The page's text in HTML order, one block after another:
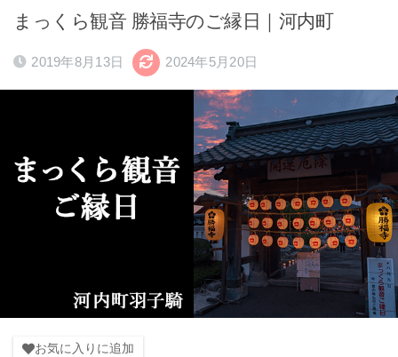
まっくら観音 勝福寺のご縁日｜河内町
2019年8月13日 2024年5月20日
お気に入りに追加